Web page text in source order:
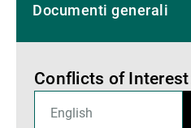
Documenti generali
Conflicts of